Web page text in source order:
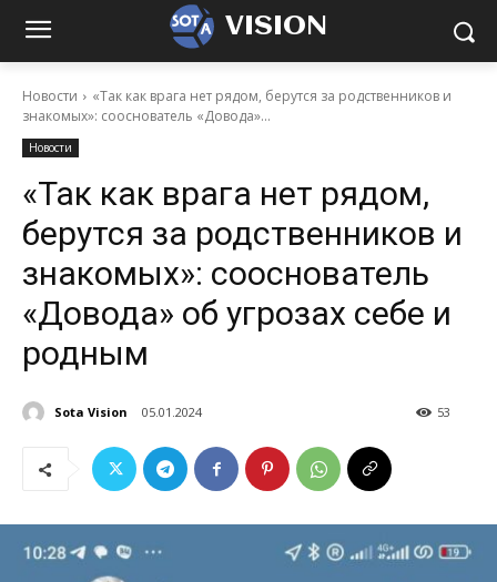
VISION
Новости
«Так как врага нет рядом, берутся за родственников и
знакомых»: сооснователь «Довода»...
Новости
«Так как врага нет рядом,
берутся за родственников и
знакомых»: сооснователь
«Довода» об угрозах себе и
родным
Sota Vision 05.01.2024 53